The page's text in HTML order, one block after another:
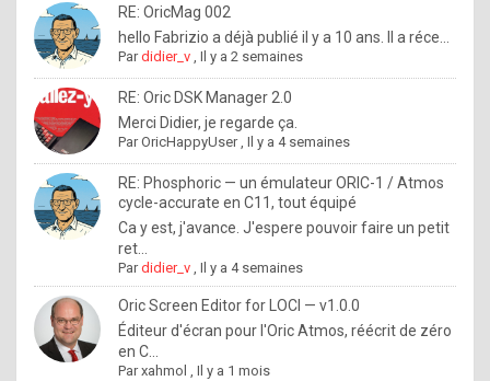
o
l
e
x
.
I
f
y
o
u
w
RE: OricMag 002
hello Fabrizio a déjà publié il y a 10 ans. Il a réce...
Pardidier_v ,Il y a 2 semaines
RE: Oric DSK Manager 2.0
Merci Didier, je regarde ça.
ParOricHappyUser,Il y a 4 semaines
RE: Phosphoric — un émulateur ORIC-1 / Atmos
cycle-accurate en C11, tout équipé
Ca y est, j'avance. J'espere pouvoir faire un petit
ret...
Pardidier_v ,Il y a 4 semaines
Oric Screen Editor for LOCI — v1.0.0
Éditeur d'écran pour l'Oric Atmos, réécrit de zéro
en C...
Parxahmol ,Il y a 1 mois